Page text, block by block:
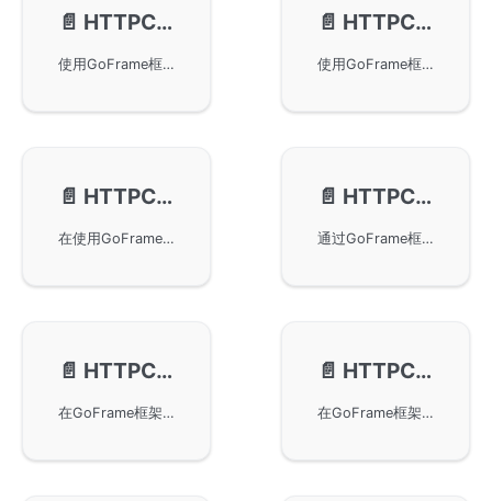
📄️ HTTPClient-基本使用
使用GoFrame框架通过基本的HTTP客户端操作来发送GET、POST、DELETE请求，并处理返回值。本文还讨论了如何使用POST方法发送JSON数据、使用多参数、map类型参数进行请求。同时，提供了*Bytes、*Content和*Var方法的简要介绍，以帮助开发者更便捷地处理HTTP请求和响应内容。
📄️ HTTPClient-文件上传
使用GoFrame框架进行HTTP客户端文件上传，实现了方便的文件上传功能，并提供了三个主要的接口以支持单个和多个文件的上传。详细讲解了服务端及客户端的实现代码，并提供了自定义文件名称和规范路由接收上传文件的方法，适用于需要集成文件上传功能的开发场景。
📄️ HTTPClient-自定义Cookie
在使用GoFrame框架的HTTP客户端中自定义发送给服务端的Cookie内容，主要通过SetCookie和SetCookieMap方法实现。通过简单的服务端和客户端示例展示了如何设置与接收自定义的Cookie参数，实现HTTP客户端的个性化请求。
📄️ HTTPClient-自定义Header
通过GoFrame框架的HTTPClient功能，用户可以自定义HTTP请求的Header信息。本文介绍了如何利用SetHeader、SetHeaderMap和SetHeaderRaw等方法设置和发送Header，从而实现自定义链路跟踪信息，如Span-Id和Trace-Id。通过简单的代码示例，展示了客户端如何与服务端交互并返回结果。
📄️ HTTPClient-自定义ContentType
在GoFrame框架中使用HTTPClient自定义请求的ContentType。通过不同的操作方法如ContentJson和ContentXml，可以设置请求的Content-Type分别为application/json和application/xml。同时也提供了自定义ContentType的方法例子，帮助开发者灵活设置请求参数和编码方式，以满足不同的API请求需求。
📄️ HTTPClient-自定义Transport
在GoFrame框架中，通过自定义Transport实现HTTPClient的高级用法。包括使用Unix Socket进行客户端与服务端通信的方法，以及设置客户端连接池大小参数的具体实现。示例提供了大量真实代码片段，帮助开发者更好地理解并应用这些技术。